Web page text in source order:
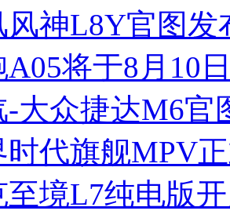
风神L8Y官图发
A05将于8月10
-大众捷达M6官
时代旗舰MPV
至境L7纯电版